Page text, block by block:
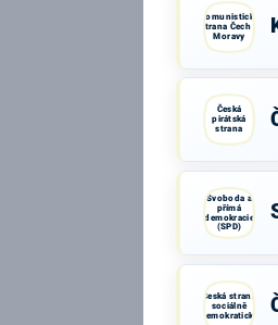
Komunistická
strana Čech a
Moravy
Česká
pirátská
strana
Svoboda a
přímá
demokracie
(SPD)
Česká strana
sociálně
demokratická